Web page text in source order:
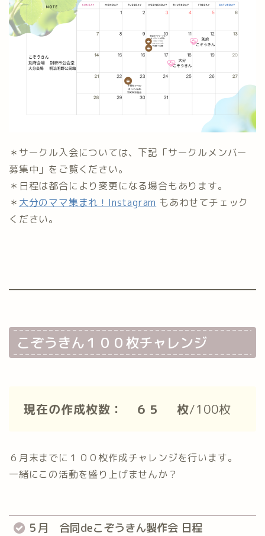
＊サークル入会については、下記「サークルメンバー
募集中」をご覧ください。
＊日程は都合により変更になる場合もあります。
＊ 大分のママ集まれ！Instagram もあわせてチェック
ください。
こぞうきん１００枚チャレンジ
現在の作成枚数： ６５ 枚/100枚
６月末までに１００枚作成チャレンジを行います。
一緒にこの活動を盛り上げませんか？
５月 合同deこぞうきん製作会 日程